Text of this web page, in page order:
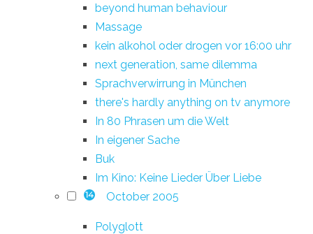
beyond human behaviour
Massage
kein alkohol oder drogen vor 16:00 uhr
next generation, same dilemma
Sprachverwirrung in München
there's hardly anything on tv anymore
In 80 Phrasen um die Welt
In eigener Sache
Buk
Im Kino: Keine Lieder Über Liebe
14 October 2005
Polyglott